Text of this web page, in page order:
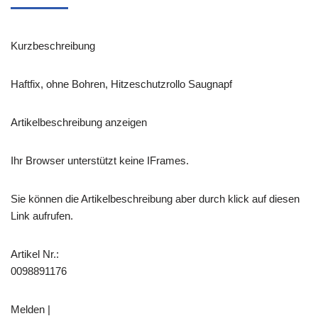
Kurzbeschreibung
Haftfix, ohne Bohren, Hitzeschutzrollo Saugnapf
Artikelbeschreibung anzeigen
Ihr Browser unterstützt keine IFrames.
Sie können die Artikelbeschreibung aber durch klick auf diesen
Link aufrufen.
Artikel Nr.:
0098891176
Melden |